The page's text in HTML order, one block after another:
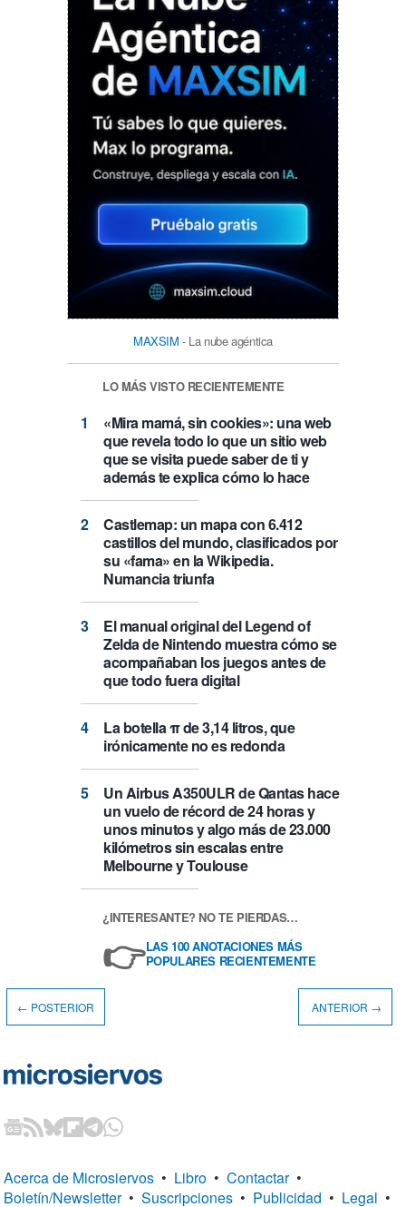
MAXSIM - La nube agéntica
LO MÁS VISTO RECIENTEMENTE
«Mira mamá, sin cookies»: una web
que revela todo lo que un sitio web
que se visita puede saber de ti y
además te explica cómo lo hace
Castlemap: un mapa con 6.412
castillos del mundo, clasificados por
su «fama» en la Wikipedia.
Numancia triunfa
El manual original del Legend of
Zelda de Nintendo muestra cómo se
acompañaban los juegos antes de
que todo fuera digital
La botella π de 3,14 litros, que
irónicamente no es redonda
Un Airbus A350ULR de Qantas hace
un vuelo de récord de 24 horas y
unos minutos y algo más de 23.000
kilómetros sin escalas entre
Melbourne y Toulouse
¿INTERESANTE? NO TE PIERDAS…
👉LAS 100 ANOTACIONES MÁS
POPULARES RECIENTEMENTE
← POSTERIOR ANTERIOR →
Acerca de Microsiervos • Libro • Contactar •
Boletín/Newsletter • Suscripciones • Publicidad • Legal •